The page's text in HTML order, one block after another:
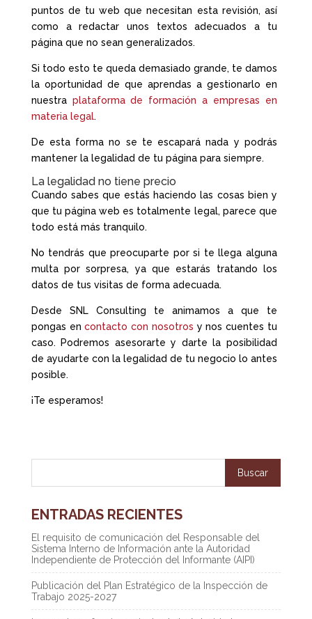
puntos de tu web que necesitan esta revisión, así
como a redactar unos textos adecuados a tu
página que no sean generalizados.
Si todo esto te queda demasiado grande, te damos
la oportunidad de que aprendas a gestionarlo en
nuestra plataforma de formación a empresas en
materia legal.
De esta forma no se te escapará nada y podrás
mantener la legalidad de tu página para siempre.
La legalidad no tiene precio
Cuando sabes que estás haciendo las cosas bien y
que tu página web es totalmente legal, parece que
todo está más tranquilo.
No tendrás que preocuparte por si te llega alguna
multa por sorpresa, ya que estarás tratando los
datos de tus visitas de forma adecuada.
Desde SNL Consulting te animamos a que te
pongas encontacto con nosotros y nos cuentes tu
caso. Podremos asesorarte y darte la posibilidad
de ayudarte con la legalidad de tu negocio lo antes
posible.
¡Te esperamos!
ENTRADAS RECIENTES
El requisito de comunicación del Responsable del
Sistema Interno de Información ante la Autoridad
Independiente de Protección del Informante (AIPI)
Publicación del Plan Estratégico de la Inspección de
Trabajo 2025-2027